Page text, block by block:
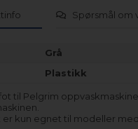
Spørsmål om
Grå
Plastikk
til Pelgrim
kun egnet til modeller